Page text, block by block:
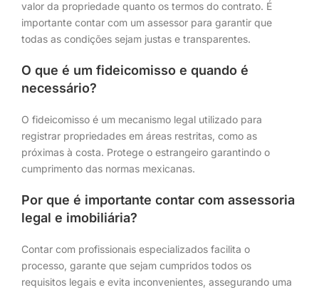
valor da propriedade quanto os termos do contrato. É
importante contar com um assessor para garantir que
todas as condições sejam justas e transparentes.
O que é um fideicomisso e quando é
necessário?
O fideicomisso é um mecanismo legal utilizado para
registrar propriedades em áreas restritas, como as
próximas à costa. Protege o estrangeiro garantindo o
cumprimento das normas mexicanas.
Por que é importante contar com assessoria
legal e imobiliária?
Contar com profissionais especializados facilita o
processo, garante que sejam cumpridos todos os
requisitos legais e evita inconvenientes, assegurando uma